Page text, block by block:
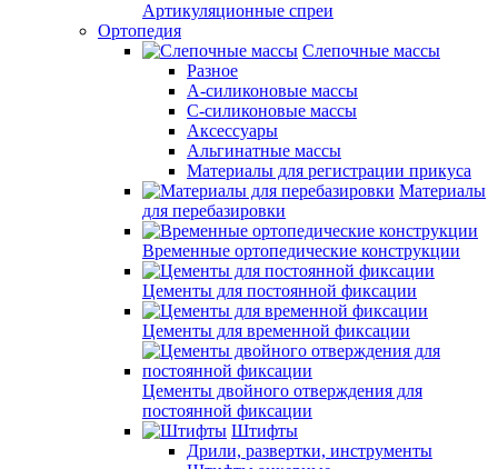
Артикуляционные спреи
Ортопедия
Слепочные массы
Разное
А-силиконовые массы
С-силиконовые массы
Аксессуары
Альгинатные массы
Материалы для регистрации прикуса
Материалы
для перебазировки
Временные ортопедические конструкции
Цементы для постоянной фиксации
Цементы для временной фиксации
Цементы двойного отверждения для
постоянной фиксации
Штифты
Дрили, развертки, инструменты